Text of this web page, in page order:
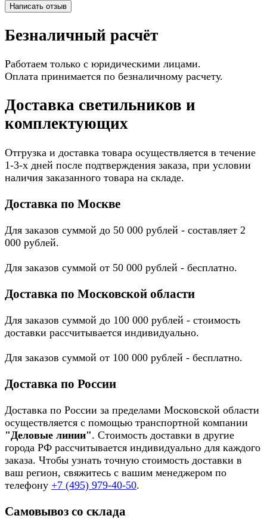
Написать отзыв
Безналичный расчёт
Работаем только с юридическими лицами.
Оплата принимается по безналичному расчету.
Доставка светильников и
комплектующих
Отгрузка и доставка товара осуществляется в течение
1-3-х дней после подтверждения заказа, при условии
наличия заказанного товара на складе.
Доставка по Москве
Для заказов суммой до 50 000 рублей - составляет 2
000 рублей.
Для заказов суммой от 50 000 рублей - бесплатно.
Доставка по Московской области
Для заказов суммой до 100 000 рублей - стоимость
доставки рассчитывается индивидуально.
Для заказов суммой от 100 000 рублей - бесплатно.
Доставка по России
Доставка по России за пределами Московской области
осуществляется с помощью транспортной компании
"Деловые линии". Стоимость доставки в другие
города РФ рассчитывается индивидуально для каждого
заказа. Чтобы узнать точную стоимость доставки в
ваш регион, свяжитесь с вашим менеджером по
телефону +7 (495) 979-40-50.
Самовывоз со склада